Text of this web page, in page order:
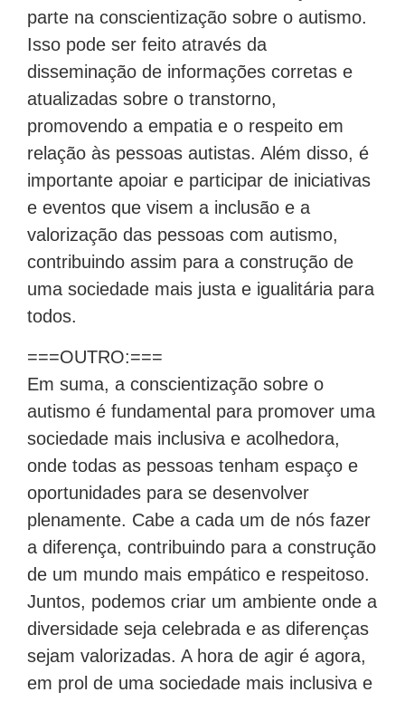
parte na conscientização sobre o autismo.
Isso pode ser feito através da
disseminação de informações corretas e
atualizadas sobre o transtorno,
promovendo a empatia e o respeito em
relação às pessoas autistas. Além disso, é
importante apoiar e participar de iniciativas
e eventos que visem a inclusão e a
valorização das pessoas com autismo,
contribuindo assim para a construção de
uma sociedade mais justa e igualitária para
todos.
===OUTRO:===
Em suma, a conscientização sobre o
autismo é fundamental para promover uma
sociedade mais inclusiva e acolhedora,
onde todas as pessoas tenham espaço e
oportunidades para se desenvolver
plenamente. Cabe a cada um de nós fazer
a diferença, contribuindo para a construção
de um mundo mais empático e respeitoso.
Juntos, podemos criar um ambiente onde a
diversidade seja celebrada e as diferenças
sejam valorizadas. A hora de agir é agora,
em prol de uma sociedade mais inclusiva e